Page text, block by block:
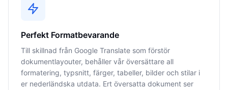
Perfekt Formatbevarande
Till skillnad från Google Translate som förstör
dokumentlayouter, behåller vår översättare all
formatering, typsnitt, färger, tabeller, bilder och stilar i
er nederländska utdata. Ert översatta dokument ser